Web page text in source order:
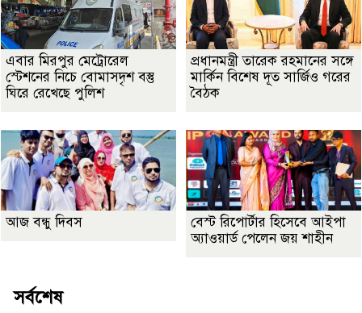
এবার মিরপুর মেট্রোরেল
স্টেশনের নিচে বোমাসদৃশ বস্তু
ঘিরে রেখেছে পুলিশ
প্রধানমন্ত্রী তারেক রহমানের সঙ্গে
মার্কিন বিশেষ দূত সার্জিও গরের
বৈঠক
আজ বন্ধু দিবস
বেস্ট রিপোর্টার হিসেবে আইপা
অ্যাওয়ার্ড পেলেন জয় শাহীন
সর্বশেষ